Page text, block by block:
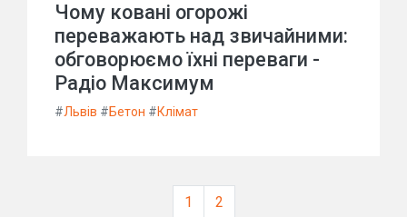
Чому ковані огорожі
переважають над звичайними:
обговорюємо їхні переваги -
Радіо Максимум
#Львів #Бетон #Клімат
1 2